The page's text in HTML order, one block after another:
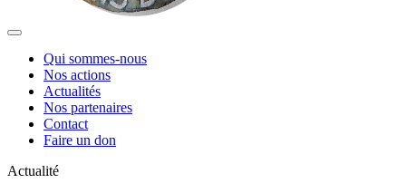
Qui sommes-nous
Nos actions
Actualités
Nos partenaires
Contact
Faire un don
Actualité